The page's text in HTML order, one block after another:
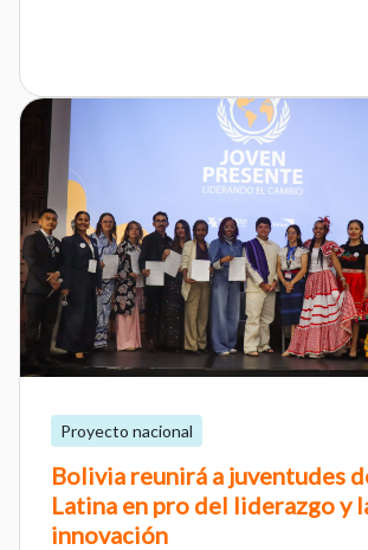
Proyecto nacional
Bolivia reunirá a juventudes
Latina en pro del liderazgo y
innovación